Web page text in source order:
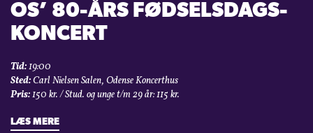
OS’ 80-ÅRS FØDSELSDAGS­
KONCERT
Tid:19:00
Sted:Carl Nielsen Salen, Odense Koncerthus
Pris:150 kr. / Stud. og unge t/m 29 år: 115 kr.
LÆS MERE